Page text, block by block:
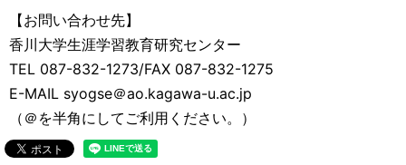
【お問い合わせ先】
香川大学生涯学習教育研究センター
TEL 087-832-1273/FAX 087-832-1275
E-MAIL syogse＠ao.kagawa-u.ac.jp
（＠を半角にしてご利用ください。）